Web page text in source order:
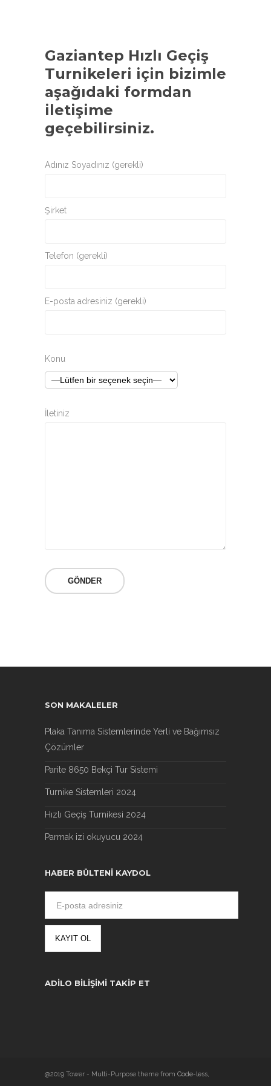
Gaziantep Hızlı Geçiş
Turnikeleri için bizimle
aşağıdaki formdan
iletişime
geçebilirsiniz.
Adınız Soyadınız (gerekli)
Şirket
Telefon (gerekli)
E-posta adresiniz (gerekli)
Konu
İletiniz
SON MAKALELER
Plaka Tanıma Sistemlerinde Yerli ve Bağımsız
Çözümler
Parite 8650 Bekçi Tur Sistemi
Turnike Sistemleri 2024
Hızlı Geçiş Turnikesi 2024
Parmak izi okuyucu 2024
HABER BÜLTENI KAYDOL
ADILO BILIŞIMI TAKIP ET
@2019 Tower - Multi-Purpose theme from Code-less,